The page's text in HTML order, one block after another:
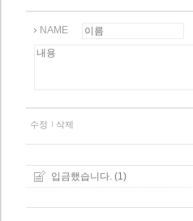
NAME
수정 삭제
입금했습니다. (1)